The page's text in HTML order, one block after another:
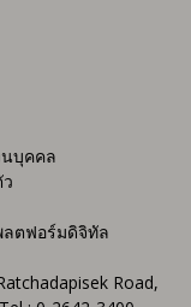
บุคคล
ลตฟอร์มดิจิทัล
Road,